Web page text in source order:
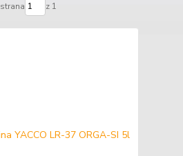
strana z 1